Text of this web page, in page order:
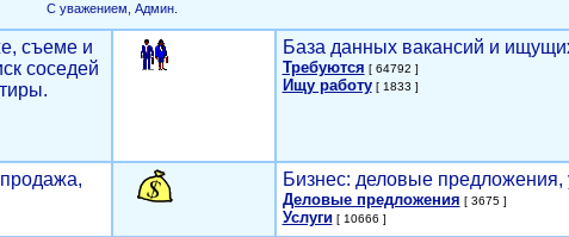
С уважением, Админ.
съеме и
соседей
База данных вакансий и
Требуются [ 64792 ]
Ищу работу[ 1833 ]
Бизнес: деловые предложения,
Деловые предложения [ 3675 ]
Услуги[ 10666 ]